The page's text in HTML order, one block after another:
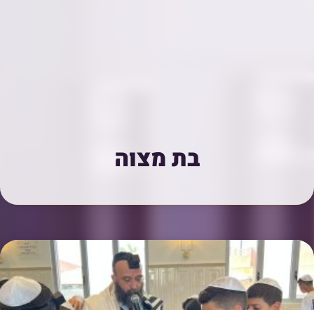
בת מצוה